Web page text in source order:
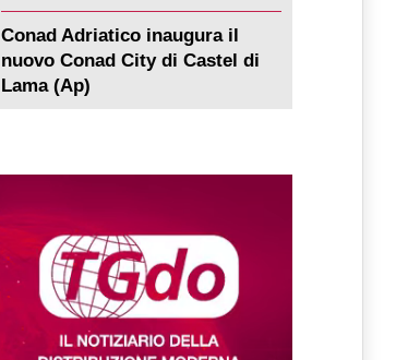
Conad Adriatico inaugura il
nuovo Conad City di Castel di
Lama (Ap)